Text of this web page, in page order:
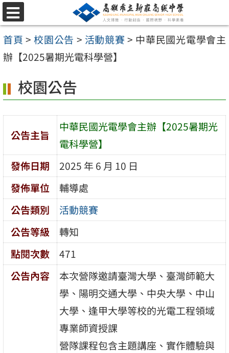
跳
至
主
要
容
區
選
單
首頁 > 校園公告 > 活動競賽 > 中華民國光電學會主
辦【2025暑期光電科學營】
校園公告
公告主旨
中華民國光電學會主辦【2025暑期光
電科學營】
發佈日期
2025 年 6 月 10 日
發佈單位
輔導處
公告類別
活動競賽
公告等級
轉知
點閱次數
471
公告內容
本次營隊邀請臺灣大學、臺灣師範大
學、陽明交通大學、中央大學、中山
大學、逢甲大學等校的光電工程領域
專業師資授課
營隊課程包含主題講座、實作體驗與